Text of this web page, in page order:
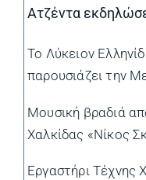
Ατζέντα
Το Λύκειον
παρουσιάζει την
Μουσική βραδιά
Χαλκίδας «Νίκος
Εργαστήρι Τέχνης